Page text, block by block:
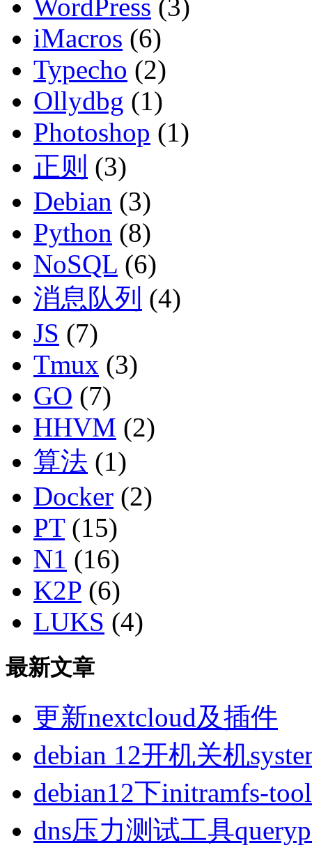
WordPress (3)
iMacros (6)
Typecho (2)
Ollydbg (1)
Photoshop (1)
正则 (3)
Debian (3)
Python (8)
NoSQL (6)
消息队列 (4)
JS (7)
Tmux (3)
GO (7)
HHVM (2)
算法 (1)
Docker (2)
PT(15)
N1 (16)
K2P (6)
LUKS (4)
最新文章
更新nextcloud及插件
debian 12开机关机
debian12下initramfs-
dns压力测试工具